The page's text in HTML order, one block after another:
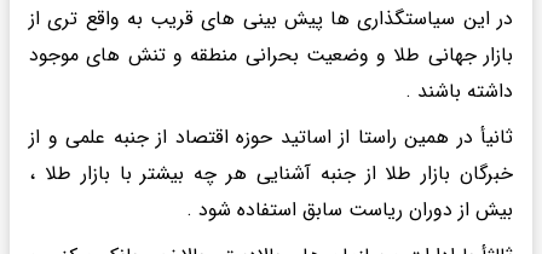
در این سیاستگذاری ها پیش بینی های قریب به واقع تری از
بازار جهانی طلا و وضعیت بحرانی منطقه و تنش های موجود
داشته باشند .
ثانیأ در همین راستا از اساتید حوزه اقتصاد از جنبه علمی و از
خبرگان بازار طلا از جنبه آشنایی هر چه بیشتر با بازار طلا ،
بیش از دوران ریاست سابق استفاده شود .